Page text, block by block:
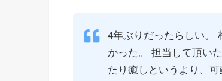
4年ぶりだったらしい。
かった。 担当して頂い
たり癒しというより、